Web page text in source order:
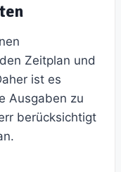
Zeitplan und
ist es
Ausgaben zu
berücksichtigt